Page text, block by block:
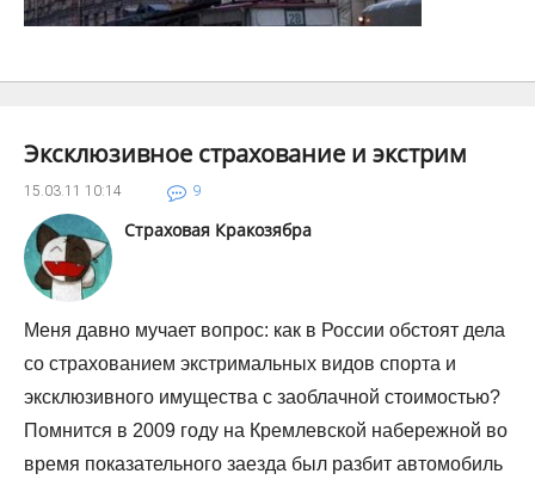
Страховая Кракозябра
Эксклюзивное страхование и экстрим
15.03.11 10:14 9
Меня давно мучает вопрос: как в России обстоят дела
со страхованием экстримальных видов спорта и
эксклюзивного имущества с заоблачной стоимостью?
Помнится в 2009 году на Кремлевской набережной во
время показательного заезда был разбит автомобиль